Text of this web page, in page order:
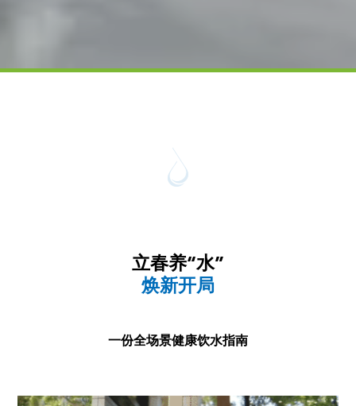
立春养“水”
焕新开局
一份全场景健康饮水指南